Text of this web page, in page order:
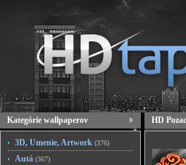
Kategórie wallpaperov
3D, Umenie, Artwork (376)
Autá (367)
HD